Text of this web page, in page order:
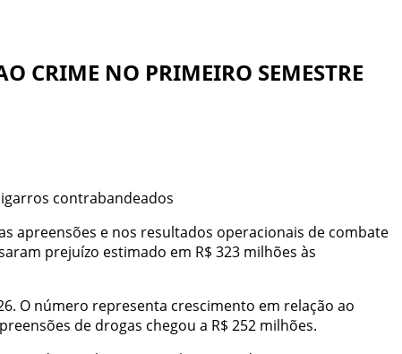
CRIME NO PRIMEIRO SEMESTRE
contrabandeados
apreensões e nos resultados operacionais de combate
prejuízo estimado em R$ 323 milhões às
O número representa crescimento em relação ao
de drogas chegou a R$ 252 milhões.